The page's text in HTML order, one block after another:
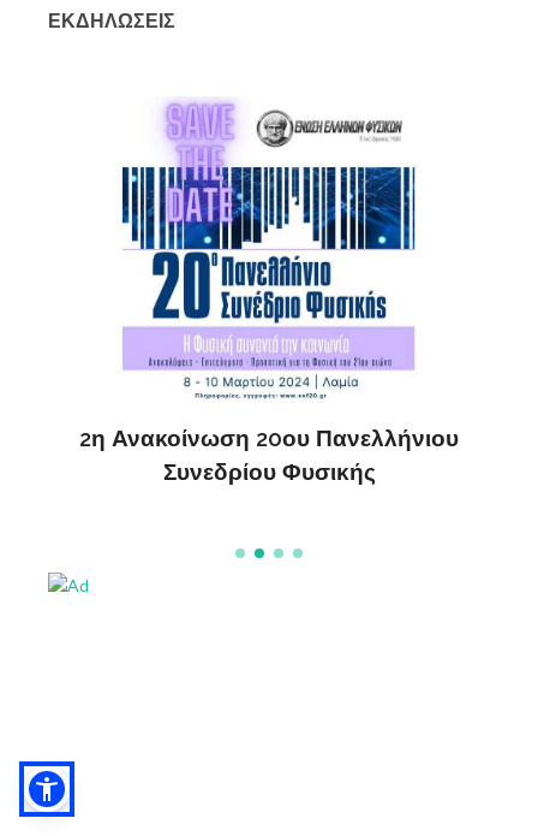
ΕΚΔΗΛΩΣΕΙΣ
2η Ανακοίνωση 20ου Πανελλήνιου
Συνεδρίου Φυσικής